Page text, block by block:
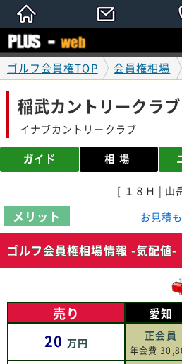
ゴルフ会員権TOP 会員権相場
稲武カントリークラブ
イナブカントリークラブ
ガイド 相場
[ １８Ｈ | 山
メリット お見積
ゴルフ会員権相場情報 -気配値-
売り
20万円
愛知
正会員
年会費